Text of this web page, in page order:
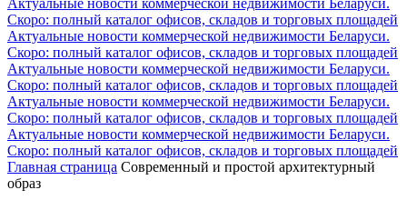
Скоро: полный каталог офисов, складов и торговых площадей
Актуальные новости коммерческой недвижимости Беларуси.
Скоро: полный каталог офисов, складов и торговых площадей
Актуальные новости коммерческой недвижимости Беларуси.
Скоро: полный каталог офисов, складов и торговых площадей
Актуальные новости коммерческой недвижимости Беларуси.
Скоро: полный каталог офисов, складов и торговых площадей
Актуальные новости коммерческой недвижимости Беларуси.
Скоро: полный каталог офисов, складов и торговых площадей
Главная страница Современный и простой архитектурный
образ